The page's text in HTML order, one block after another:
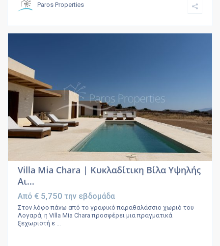
Paros Properties
Villa Mia Chara | Κυκλαδίτικη Βίλα Υψηλής
Αι...
Από € 5,750την εβδομάδα
Στον λόφο πάνω από το γραφικό παραθαλάσσιο χωριό του
Λογαρά, η Villa Mia Chara προσφέρει μια πραγματικά
ξεχωριστή ε